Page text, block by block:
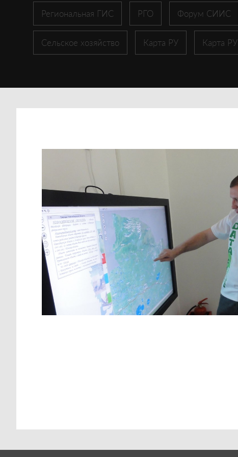
Региональная ГИС РГО Форум СИИС
Сельское хозяйство Карта РУ Карта